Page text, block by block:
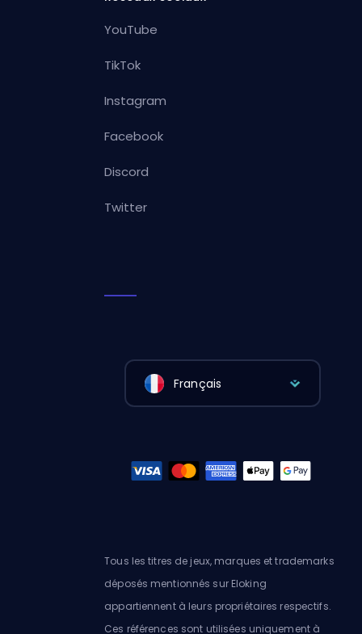
YouTube
TikTok
Instagram
Facebook
Discord
Twitter
Français
Tous les titres de jeux, marques et trademarks
déposés mentionnés sur Eloking
appartiennent à leurs propriétaires respectifs.
Ces références sont utilisées uniquement à